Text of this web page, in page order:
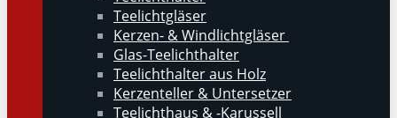
Teelichtgläser
Kerzen- & Windlichtgläser
Glas-Teelichthalter
Teelichthalter aus Holz
Kerzenteller & Untersetzer
Teelichthaus & -Karussell